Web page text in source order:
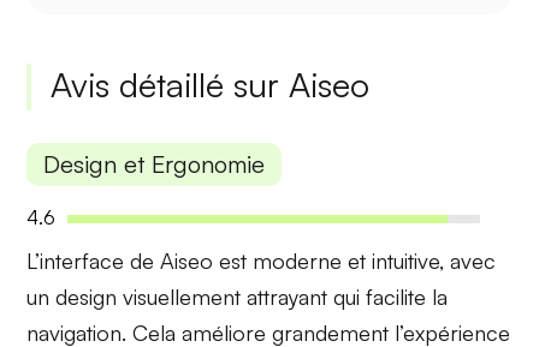
Avis détaillé sur Aiseo
Design et Ergonomie
4.6
L’interface de Aiseo est moderne et intuitive, avec
un designvisuellement attrayant qui facilite la
navigation. Cela améliore grandement l’expérience